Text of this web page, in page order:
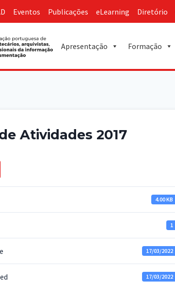
Eventos Publicações eLearning Diretório
Apresentação Formação
Atividades 2017
4.00 KB
1
17/03/2022
17/03/2022